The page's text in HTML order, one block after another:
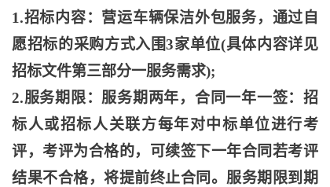
1.招标内容：营运车辆保洁外包服务，通过自
愿招标的采购方式入围3家单位(具体内容详见
招标文件第三部分一服务需求);
2.服务期限：服务期两年，合同一年一签：招
标人或招标人关联方每年对中标单位进行考
评，考评为合格的，可续签下一年合同若考评
结果不合格，将提前终止合同。服务期限到期